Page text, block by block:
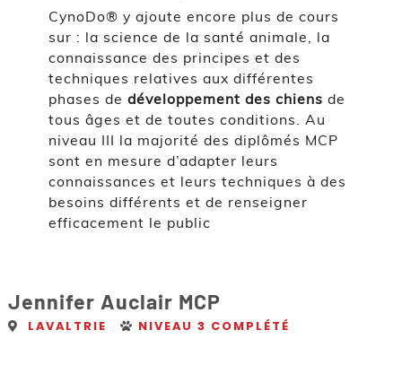
Jennifer Auclair MCP
LAVALTRIE NIVEAU 3 COMPLÉTÉ
CynoDo® y ajoute encore plus de cours
sur : la science de la santé animale, la
connaissance des principes et des
techniques relatives aux différentes
phases de développement des chiens de
tous âges et de toutes conditions. Au
niveau III la majorité des diplômés MCP
sont en mesure d’adapter leurs
connaissances et leurs techniques à des
besoins différents et de renseigner
efficacement le public